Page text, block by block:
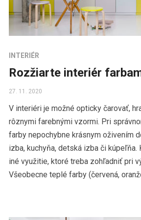
INTERIÉR
Rozžiarte interiér
27. 11. 2020
V interiéri je možné opticky čarovať,
rôznymi farebnými vzormi. Pri
farby nepochybne krásnym oživením
izba, kuchyňa, detská izba či
iné využitie, ktoré treba zohľadniť pri
Všeobecne teplé farby (červená,